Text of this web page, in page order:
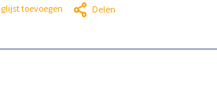
toevoegen Delen